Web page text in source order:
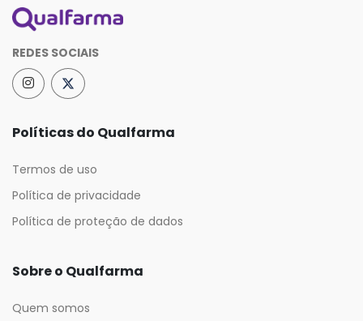
REDES SOCIAIS
Políticas do Qualfarma
Termos de uso
Política de privacidade
Política de proteção de dados
Sobre o Qualfarma
Quem somos